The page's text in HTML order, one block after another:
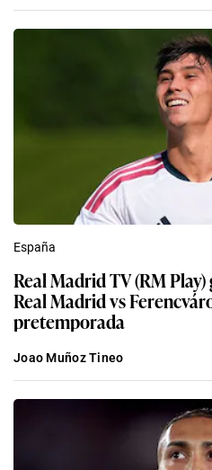
España
Real Madrid TV (RM
Real Madrid vs
pretemporada
Joao Muñoz Tineo